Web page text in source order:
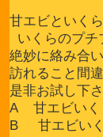
甘エビといく
いくらのプチ
絶妙に絡み合
訪れること間
是非お試し下
A 甘エビい
B 甘エビい